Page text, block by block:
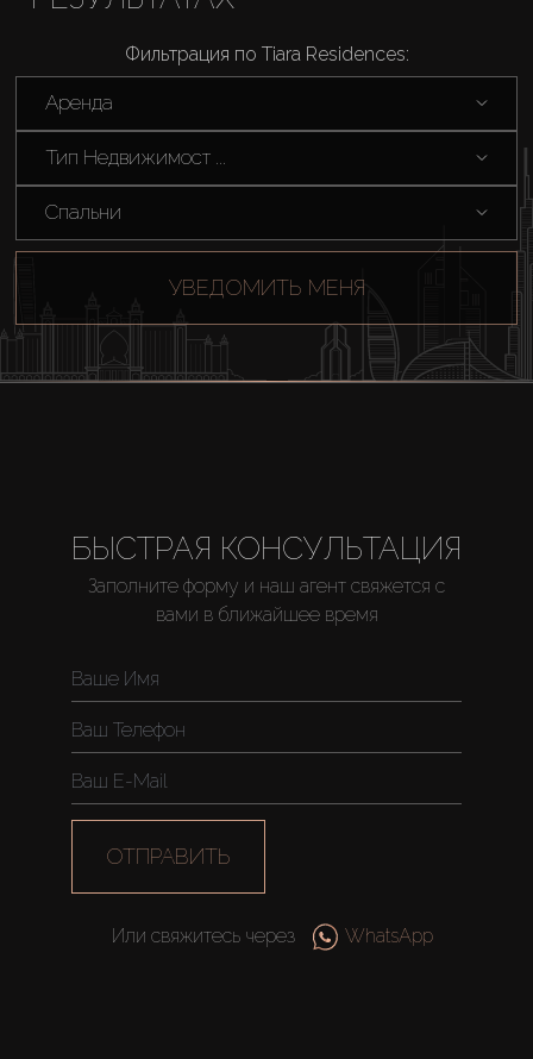
Агенты
About Us
Фильтрация по Tiara Residences:
Аренда
Тип Недвижимост ...
Спальни
УВЕДОМИТЬ МЕНЯ
БЫСТРАЯ КОНСУЛЬТАЦИЯ
Заполните форму и наш агент свяжется с
вами в ближайшее время
ОТПРАВИТЬ
Или свяжитесь через WhatsApp